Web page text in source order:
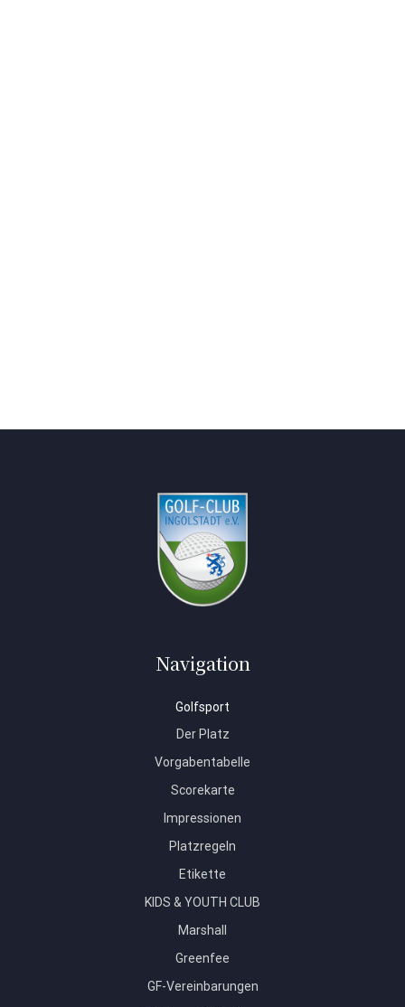
Navigation
Golfsport
Der Platz
Vorgabentabelle
Scorekarte
Impressionen
Platzregeln
Etikette
KIDS & YOUTH CLUB
Marshall
Greenfee
GF-Vereinbarungen